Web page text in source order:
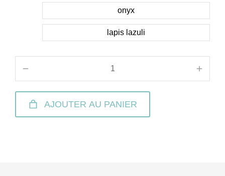
onyx
lapis lazuli
AJOUTER AU PANIER